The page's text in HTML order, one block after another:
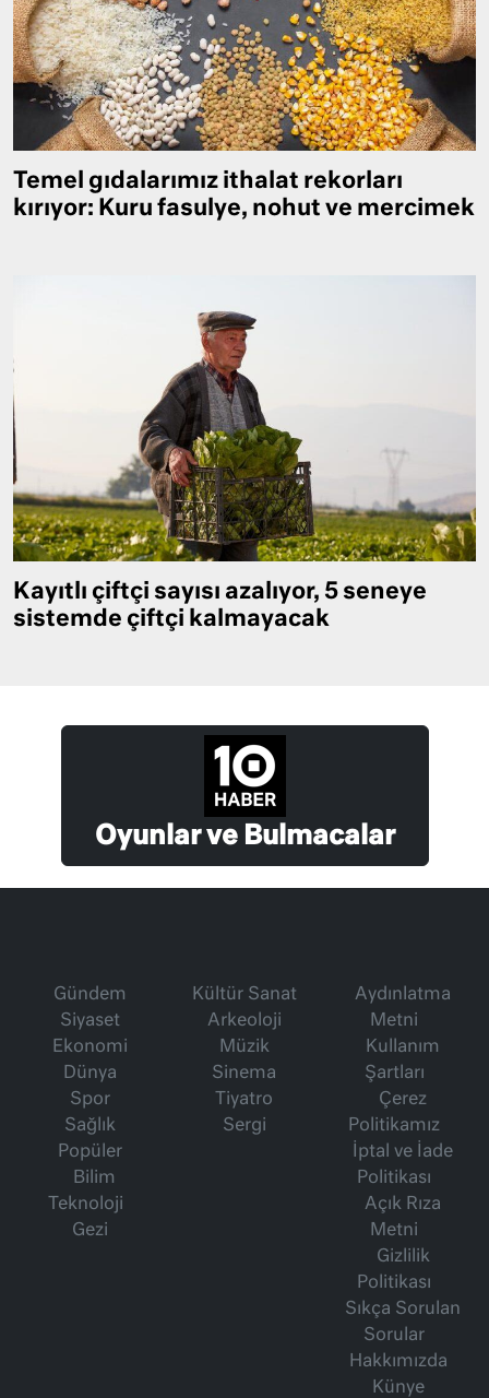
Temel gıdalarımız ithalat rekorları
kırıyor: Kuru fasulye, nohut ve mercimek
Kayıtlı çiftçi sayısı azalıyor, 5 seneye
sistemde çiftçi kalmayacak
Oyunlar ve Bulmacalar
Gündem
Siyaset
Ekonomi
Dünya
Spor
Sağlık
Popüler
Bilim
Teknoloji
Gezi
Kültür Sanat
Arkeoloji
Müzik
Sinema
Tiyatro
Sergi
Aydınlatma
Metni
Kullanım
Şartları
Çerez
Politikamız
İptal ve İade
Politikası
Açık Rıza
Metni
Gizlilik
Politikası
Sıkça Sorulan
Sorular
Hakkımızda
Künye